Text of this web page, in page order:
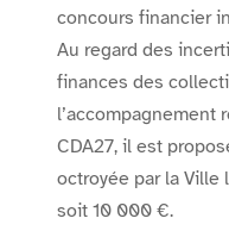
concours financier
Au regard des
finances des
l’accompagnement
CDA27, il est
octroyée par la
soit 10 000 €.